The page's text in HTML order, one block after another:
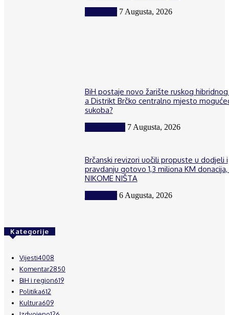
7 Augusta, 2026
BiH postaje novo žarište ruskog
a Distrikt Brčko centralno mjesto
sukoba?
7 Augusta, 2026
Brčanski revizori uočili propuste u dodjeli i
pravdanju gotovo 1,3 miliona KM donacija,
NIKOME NIŠTA
6 Augusta, 2026
Kategorije
Vijesti4008
Komentar2850
BiH i region619
Politika612
Kultura609